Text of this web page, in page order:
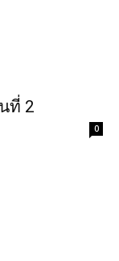
ที่ 2
0